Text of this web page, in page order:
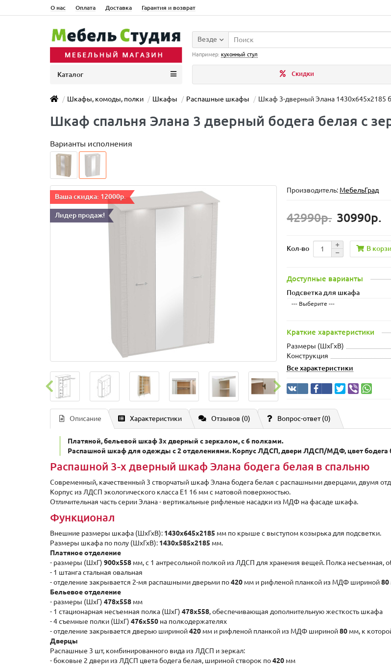
О нас Оплата Доставка Гарантия и возврат
Везде
Например: кухонный стул
Скидки
Каталог
Шкафы, комоды, полки Шкафы Распашные шкафы Шкаф 3-дверный Элана 1430х645х2185
Шкаф спальня Элана 3 дверный бодега белая с
Варианты исполнения
Ваша скидка: 12000р.
Лидер продаж!
Производитель: МебельГрад
42990р. 30990р.
Кол-во В
Доступные варианты
Подсветка для шкафа
Краткие характеристики
Размеры (ШxГxВ)
Конструкция
Все характеристики
Описание Характеристики Отзывов (0) Вопрос-ответ(0)
Платяной, бельевой шкаф 3х дверный с зеркалом, с 6 полками.
Распашной шкаф для одежды с 2 отделениями. Корпус ЛДСП, двери ЛДСП/МДФ, цвет бодега
Распашной 3-х дверный шкаф Элана бодега белая в спальню
Современный, качественный 3 створчатый шкаф Элана бодега белая с распашными дверцами, двумя
Корпус из ЛДСП экологического класса Е1 16 мм с матовой поверхностью.
Отличительная часть серии Элана - вертикальные рифленые насадки из МДФ на фасаде шкафа.
Функционал
Внешние размеры шкафа (ШxГхВ): 1430х645х2185 мм по крыше с выступом козырька для подсветки.
Размеры шкафа по полу (ШxГхВ): 1430х585х2185 мм.
Платяное отделение
- размеры (ШxГ) 900x558 мм, с 1 антресольной полкой из ЛДСП для хранения вещей. Полка несъемная,
- 1 штанга стальная овальная
- отделение закрывается 2-мя распашными дверьми по420 мм и рифленой планкой из МДФ шириной80
Бельевое отделение
- размеры (ШxГ) 478x558 мм
- 1 стационарная несъемная полка (ШxГ) 478x558, обеспечивающая дополнительную жесткость шкафа
- 4 съемные полки (ШxГ) 476x550 на полкодержателях
- отделение закрывается дверью шириной420 мм и рифленой планкой из МДФ шириной80 мм, к
Дверцы
Распашные 3 шт, комбинированного вида из ЛДСП и зеркал:
- боковые 2 двери из ЛДСП цвета бодега белая, шириной створок по420 мм